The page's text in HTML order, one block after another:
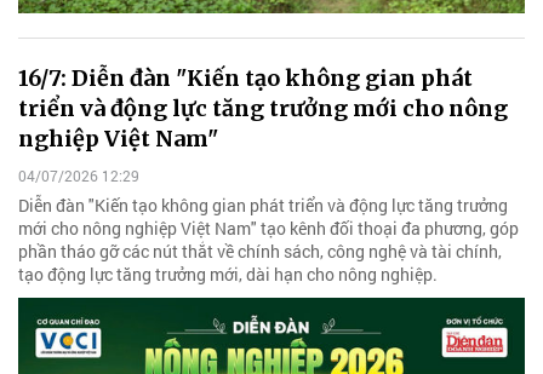
16/7: Diễn đàn "Kiến tạo không gian phát
triển và động lực tăng trưởng mới cho nông
nghiệp Việt Nam"
04/07/2026 12:29
Diễn đàn "Kiến tạo không gian phát triển và động lực tăng trưởng
mới cho nông nghiệp Việt Nam" tạo kênh đối thoại đa phương, góp
phần tháo gỡ các nút thắt về chính sách, công nghệ và tài chính,
tạo động lực tăng trưởng mới, dài hạn cho nông nghiệp.